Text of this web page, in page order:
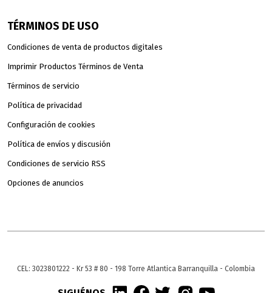
TÉRMINOS DE USO
Condiciones de venta de productos digitales
Imprimir Productos Términos de Venta
Términos de servicio
Política de privacidad
Configuración de cookies
Política de envíos y discusión
Condiciones de servicio RSS
Opciones de anuncios
CEL: 3023801222 - Kr 53 # 80 - 198 Torre Atlantica Barranquilla - Colombia